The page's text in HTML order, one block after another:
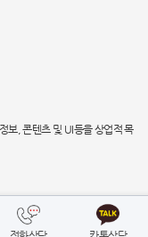
보, 콘텐츠 및 UI등을 상업적 목